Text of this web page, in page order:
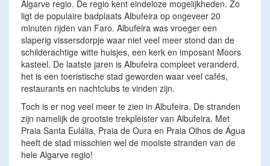
Algarve regio. De regio kent eindeloze mogelijkheden. Zo
ligt de populaire badplaats Albufeira op ongeveer 20
minuten rijden van Faro. Albufeira was vroeger een
slaperig vissersdorpje waar niet veel meer stond dan de
schilderachtige witte huisjes, een kerk en imposant Moors
kasteel. De laatste jaren is Albufeira compleet veranderd,
het is een toeristische stad geworden waar veel cafés,
restaurants en nachtclubs te vinden zijn.
Toch is er nog veel meer te zien in Albufeira. De stranden
zijn namelijk de grootste trekpleister van Albufeira. Met
Praia Santa Eulália, Praia de Oura en Praia Olhos de Água
heeft de stad misschien wel de mooiste stranden van de
hele Algarve regio!